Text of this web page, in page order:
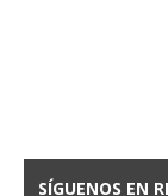
SÍGUENOS EN